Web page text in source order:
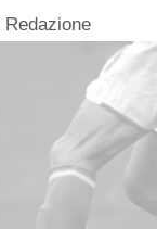
Redazione